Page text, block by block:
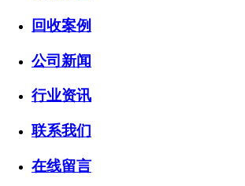
回收案例
公司新闻
行业资讯
联系我们
在线留言